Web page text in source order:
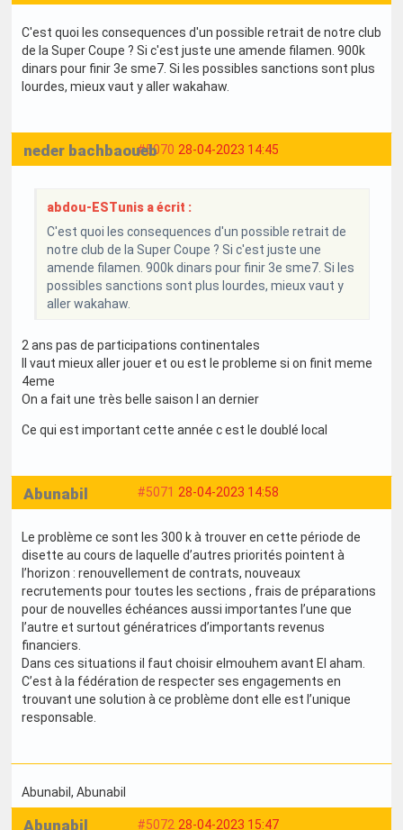
C'est quoi les consequences d'un possible retrait de notre club
de la Super Coupe ? Si c'est juste une amende filamen. 900k
dinars pour finir 3e sme7. Si les possibles sanctions sont plus
lourdes, mieux vaut y aller wakahaw.
#5070 28-04-2023 14:45
neder bachbaoueb
abdou-ESTunis a écrit :
C'est quoi les consequences d'un possible retrait de
notre club de la Super Coupe ? Si c'est juste une
amende filamen. 900k dinars pour finir 3e sme7. Si les
possibles sanctions sont plus lourdes, mieux vaut y
aller wakahaw.
2 ans pas de participations continentales
Il vaut mieux aller jouer et ou est le probleme si on finit meme
4eme
On a fait une très belle saison l an dernier
Ce qui est important cette année c est le doublé local
#5071 28-04-2023 14:58
Abunabil
Le problème ce sont les 300 k à trouver en cette période de
disette au cours de laquelle d’autres priorités pointent à
l’horizon : renouvellement de contrats, nouveaux
recrutements pour toutes les sections , frais de préparations
pour de nouvelles échéances aussi importantes l’une que
l’autre et surtout génératrices d’importants revenus
financiers.
Dans ces situations il faut choisir elmouhem avant El aham.
C’est à la fédération de respecter ses engagements en
trouvant une solution à ce problème dont elle est l’unique
responsable.
Abunabil , Abunabil
#5072 28-04-2023 15:47
Abunabil